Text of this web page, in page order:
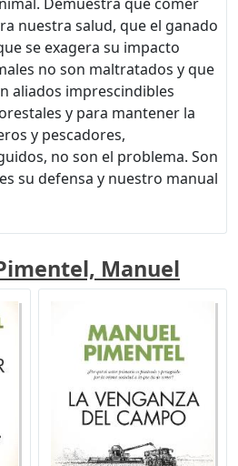
nuestra salud, que el ganado
se exagera su impacto
no son maltratados y que
aliados imprescindibles
y para mantener la
y pescadores,
no son el problema. Son
su defensa y nuestro manual
Manuel